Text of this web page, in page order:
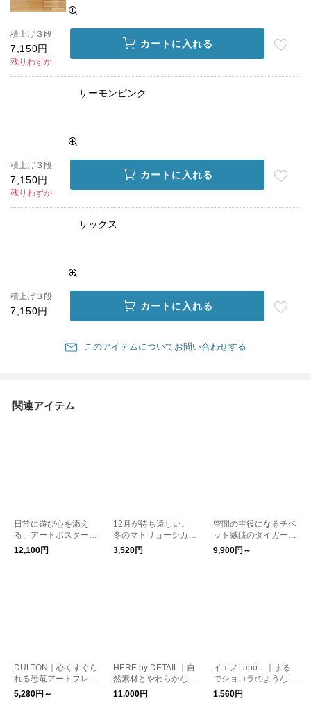
積上げ３段
7,150円
残りわずか
カートに入れる
サーモンピンク
積上げ３段
7,150円
残りわずか
カートに入れる
サックス
積上げ３段
7,150円 カートに入れる
このアイテムについてお問い合わせする
関連アイテム
日常に遊び心を添え
る、アートポスター
フレーム付き イタリ
ア Marco Oggian 動
12,100円
12月が待ち遠しい。
冬のマトリョーシカた
ち DETAIL サンタ
3,520円
空間の主役になるチベ
ット絨毯のタイガーラ
グ Tibetan Tiger Ru
g 虎 動物
9,900円～
DULTON｜心くすぐら
れる恐竜アートフレー
ム DULTON ダルト
ン ARTFRAME
5,280円～
HERE by DETAIL｜自
然素材とやわらかな光
沢がインテリアに馴染
むSlope Bookend ス
11,000円
イエノLabo．｜まる
でショコラのような木
粒のアソート 無垢材
キューブ アロマオイ
1,560円